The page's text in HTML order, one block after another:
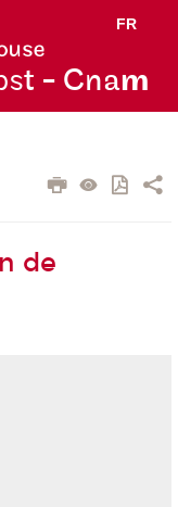
FR
t - Cnam
de